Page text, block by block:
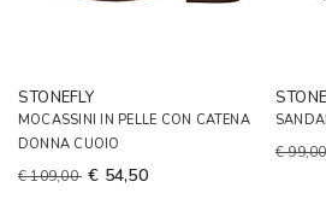
STONEFLY
MOCASSINI IN PELLE CON CATENA
DONNA CUOIO
€ 109,00 € 54,50
€